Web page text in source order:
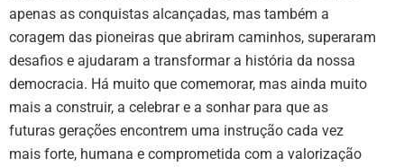
apenas as conquistas alcançadas, mas também a
coragem das pioneiras que abriram caminhos, superaram
desafios e ajudaram a transformar a história da nossa
democracia. Há muito que comemorar, mas ainda muito
mais a construir, a celebrar e a sonhar para que as
futuras gerações encontrem uma instrução cada vez
mais forte, humana e comprometida com a valorização